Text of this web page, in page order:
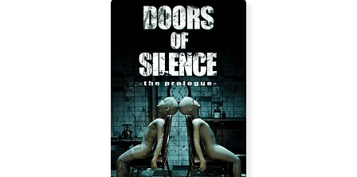
The Amazing T.K's Suburban
Nightmares